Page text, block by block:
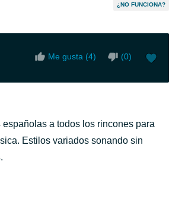
¿NO FUNCIONA?
Me gusta (4) (0)
a todos los rincones para
Estilos variados sonando sin